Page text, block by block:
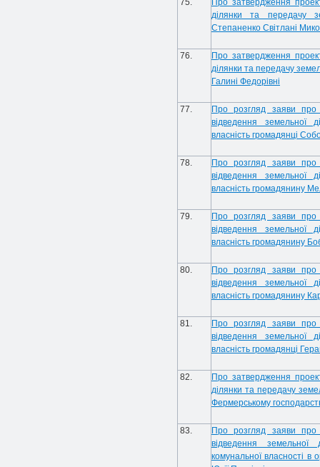
75.
Про затвердження
ділянки та передачу
Степаненко Світлані
76.
Про затвердження
ділянки та передачу
Галині Федорівні
77.
Про розгляд заяви
відведення земельної
власність громадянці
78.
Про розгляд заяви
відведення земельної
власність громадянину
79.
Про розгляд заяви
відведення земельної
власність громадянину
80.
Про розгляд заяви
відведення земельної
власність громадянину
81.
Про розгляд заяви
відведення земельної
власність громадянці
82.
Про затвердження
ділянки та передачу
Фермерському
83.
Про розгляд заяви
відведення
комунальної власності в